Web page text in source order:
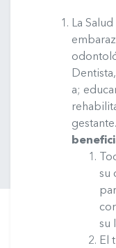
La
a;
gestante.
su
su
El